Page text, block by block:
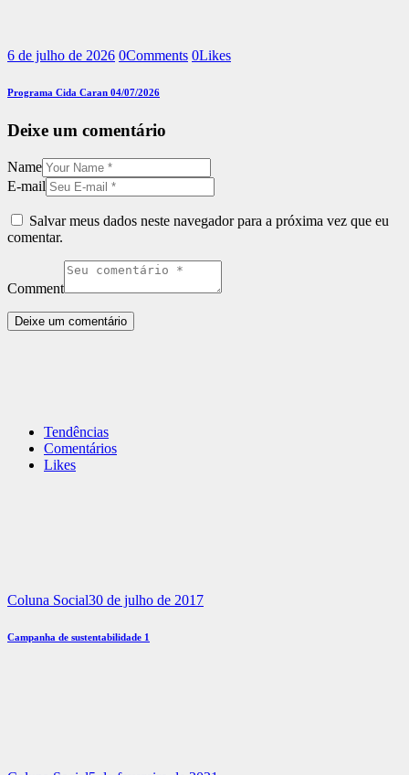
6 de julho de 2026 0Comments 0Likes
Programa Cida Caran 04/07/2026
Deixe um comentário
Name
E-mail
Salvar meus dados neste navegador para a próxima vez que eu
comentar.
Comment
Tendências
Comentários
Likes
Coluna Social30 de julho de 2017
Campanha de sustentabilidade 1